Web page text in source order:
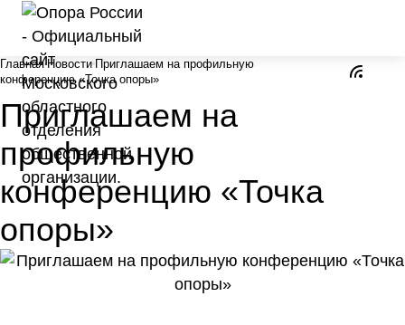
Главная Новости Приглашаем на профильную
конференцию «Точка опоры»
Приглашаем на
профильную
конференцию «Точка
опоры»